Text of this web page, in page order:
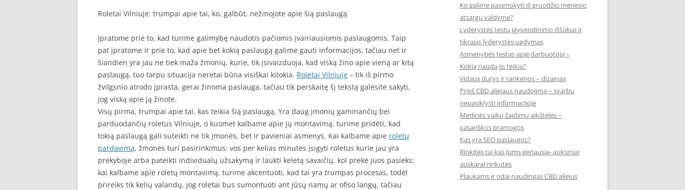
Roletai Vilniuje: trumpai apie tai, ko, galbūt, nežinojote apie šią paslaugą
Įpratome prie to, kad turime galimybę naudotis pačiomis įvairiausiomis paslaugomis. Taip
pat įpratome ir prie to, kad apie bet kokią paslaugą galime gauti informacijos, tačiau net ir
šiandien yra jau ne tiek maža žmonių, kurie, tik įsivaizduoja, kad viską žino apie vieną ar kitą
paslaugą, tuo tarpu situacija neretai būna visiškai kitokia. Roletai Vilniuje – tik iš pirmo
žvilgsnio atrodo įprasta, gerai žinoma paslauga, tačiau tik perskaitę šį tekstą galėsite sakyti,
jog viską apie ją žinote.
Visų pirma, trumpai apie tai, kas teikia šią paslaugą. Yra daug įmonių gaminančių bei
parduodančių roletus Vilniuje, o kuomet kalbame apie jų montavimą, turime pridėti, kad
tokią paslaugą gali suteikti ne tik įmonės, bet ir pavieniai asmenys. Kai kalbame apie roletų
pardavimą, žmonės turi pasirinkimus: vos per kelias minutes įsigyti roletus kurie jau yra
prekyboje arba pateikti individualų užsakymą ir laukti keletą savaičių, kol prekė juos pasieks;
kai kalbame apie roletų montavimą, turime akcentuoti, kad tai yra trumpas procesas, todėl
prireiks tik kelių valandų, jog roletai bus sumontuoti ant jūsų namų ar ofiso langų, tačiau
Ko galime pasimokyti iš gruodžio mėnesio
atsargų valdyme?
Lyderystės testų įgyvendinimo iššūkiai ir
tikrasis lyderystės ugdymas
Asmenybės testas apie darbuotoją –
Kokią naudą jis teikia?
Vidaus durys ir rankenos – dizainas
Prieš CBD aliejaus naudojimą – svarbu
nepasiklysti informacijoje
Medinės vaikų žaidimų aikštelės –
vasariškos pramogos
Kas yra SEO paslaugos?
Rinkitės tai kas Jums geriausia- auksiniai
auskarai rinkutės
Plaukams ir odai naudingas CBD aliejus